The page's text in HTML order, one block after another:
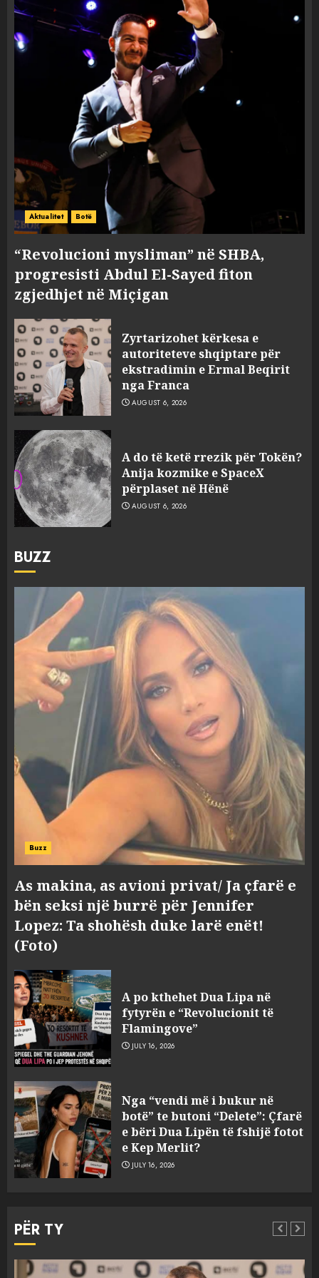
Aktualitet Botë
“Revolucioni mysliman” në SHBA,
progresisti Abdul El-Sayed fiton
zgjedhjet në Miçigan
Zyrtarizohet kërkesa e
autoriteteve shqiptare për
ekstradimin e Ermal Beqirit
nga Franca
AUGUST 6, 2026
A do të ketë rrezik për Tokën?
Anija kozmike e SpaceX
përplaset në Hënë
AUGUST 6, 2026
BUZZ
Buzz
As makina, as avioni privat/ Ja çfarë e
bën seksi një burrë për Jennifer
Lopez: Ta shohësh duke larë enët!
(Foto)
A po kthehet Dua Lipa në
fytyrën e “Revolucionit të
Flamingove”
JULY 16, 2026
Nga “vendi më i bukur në
botë” te butoni “Delete”: Çfarë
e bëri Dua Lipën të fshijë fotot
e Kep Merlit?
JULY 16, 2026
PËR TY
3
pas fundosjes anija e rrallë
gjermane e Luftës së Dytë
Botërore
AUGUST 6, 2026
4
ekstradimin e Ermal Beqirit
AUGUST 6, 2026